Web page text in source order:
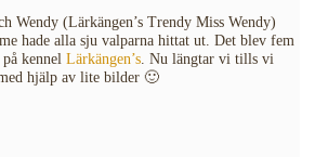
Wendy (Lärkängen’s Trendy Miss Wendy)
hade alla sju valparna hittat ut. Det blev fem
kennel Lärkängen’s. Nu längtar vi tills vi
hjälp av lite bilder 🙂